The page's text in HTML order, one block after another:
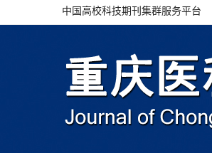
中国高校科技期刊集群服务平台